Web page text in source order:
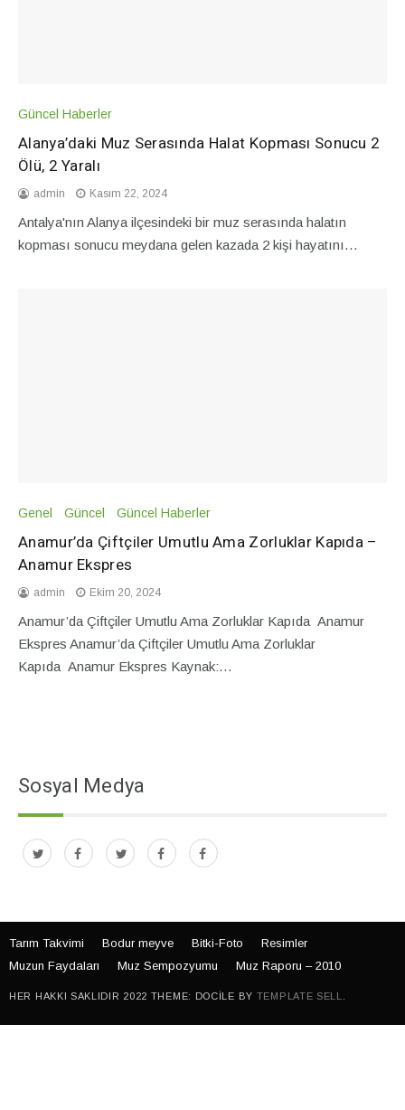
Güncel Haberler
Alanya’daki Muz Serasında Halat Kopması Sonucu 2
Ölü, 2 Yaralı
admin Kasım 22, 2024
Antalya'nın Alanya ilçesindeki bir muz serasında halatın
kopması sonucu meydana gelen kazada 2 kişi hayatını…
Genel Güncel Güncel Haberler
Anamur’da Çiftçiler Umutlu Ama Zorluklar Kapıda –
Anamur Ekspres
admin Ekim 20, 2024
Anamur’da Çiftçiler Umutlu Ama Zorluklar Kapıda Anamur
Ekspres Anamur’da Çiftçiler Umutlu Ama Zorluklar
Kapıda Anamur Ekspres Kaynak:…
Sosyal Medya
HER HAKKI SAKLIDIR 2022 THEME: DOCILE BY TEMPLATE SELL
Tarım Takvimi Bodur meyve Bitki-Foto
Resimler
Muzun Faydaları
Muz Sempozyumu Muz Raporu – 2010